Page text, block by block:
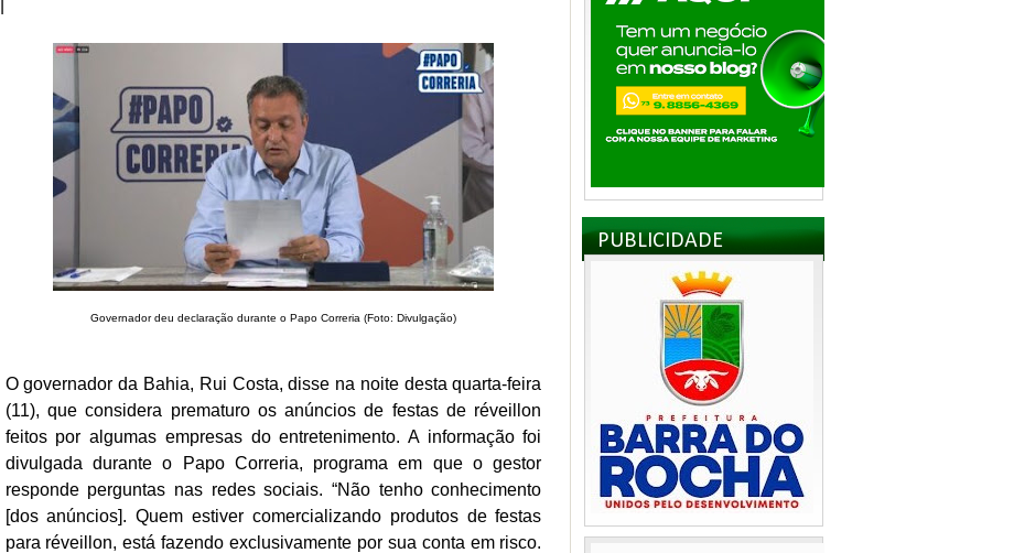
Governador deu declaração durante o Papo Correria (Foto: Divulgação)
O governador da Bahia, Rui Costa, disse na noite desta quarta-feira
(11), que considera prematuro os anúncios de festas de réveillon
feitos por algumas empresas do entretenimento. A informação foi
divulgada durante o Papo Correria, programa em que o gestor
responde perguntas nas redes sociais. “Não tenho conhecimento
[dos anúncios]. Quem estiver comercializando produtos de festas
para réveillon, está fazendo exclusivamente por sua conta em risco.
PUBLICIDADE